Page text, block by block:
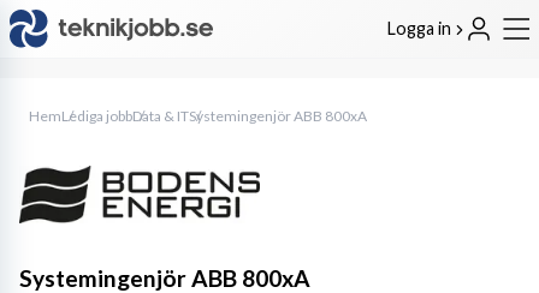
Logga in
HemLediga jobbData & ITSystemingenjör ABB 800xA
Systemingenjör ABB 800xA